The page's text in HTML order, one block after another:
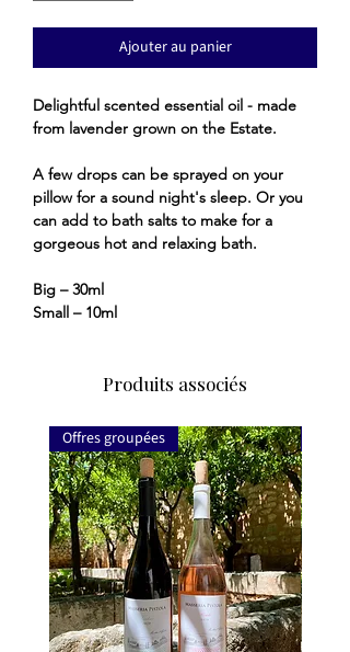
Ajouter au panier
Delightful scented essential oil - made
from lavender grown on the Estate.
A few drops can be sprayed on your
pillow for a sound night's sleep. Or you
can add to bath salts to make for a
gorgeous hot and relaxing bath.
Big – 30ml
Small – 10ml
Produits associés
Offres groupées